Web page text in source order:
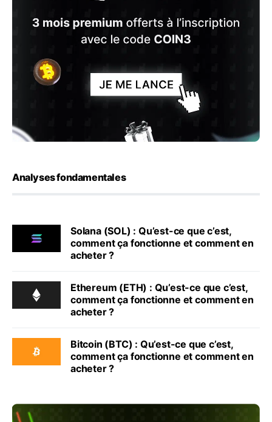
Analyses fondamentales
Solana (SOL) : Qu’est-ce que c’est,
comment ça fonctionne et comment en
acheter ?
Ethereum (ETH) : Qu’est-ce que c’est,
comment ça fonctionne et comment en
acheter ?
Bitcoin (BTC) : Qu’est-ce que c’est,
comment ça fonctionne et comment en
acheter ?